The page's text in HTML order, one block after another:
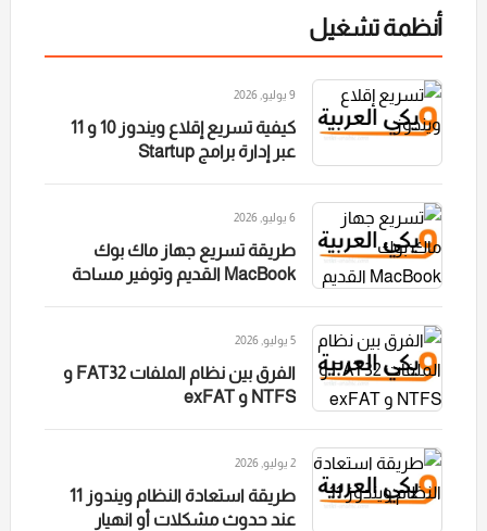
أنظمة تشغيل
9 يوليو, 2026
كيفية تسريع إقلاع ويندوز 10 و 11
عبر إدارة برامج Startup
6 يوليو, 2026
طريقة تسريع جهاز ماك بوك
MacBook القديم وتوفير مساحة
5 يوليو, 2026
الفرق بين نظام الملفات FAT32 و
NTFS و exFAT
2 يوليو, 2026
طريقة استعادة النظام ويندوز 11
عند حدوث مشكلات أو انهيار